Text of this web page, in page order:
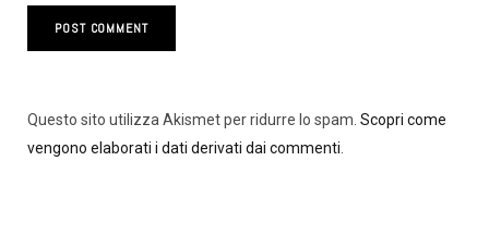
Questo sito utilizza Akismet per ridurre lo spam. Scopri come
vengono elaborati i dati derivati dai commenti